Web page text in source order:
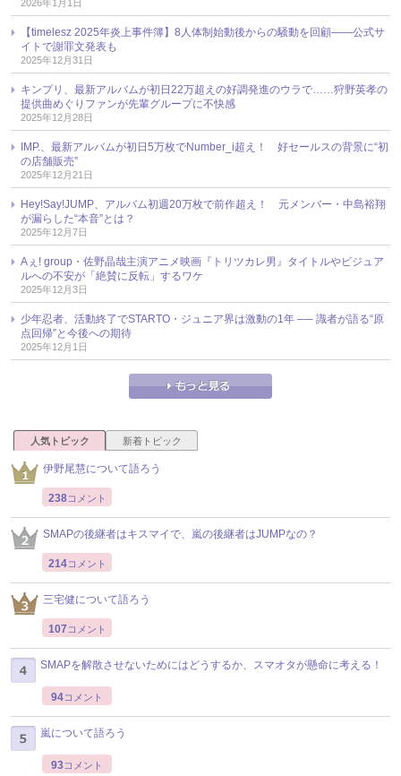
2026年1月1日
【timelesz 2025年炎上事件簿】8人体制始動後からの騒動を回顧――公式サ
イトで謝罪文発表も
2025年12月31日
キンプリ、最新アルバムが初日22万超えの好調発進のウラで……狩野英孝の
提供曲めぐりファンが先輩グループに不快感
2025年12月28日
IMP.、最新アルバムが初日5万枚でNumber_i超え！ 好セールスの背景に“初
の店舗販売”
2025年12月21日
Hey!Say!JUMP、アルバム初週20万枚で前作超え！ 元メンバー・中島裕翔
が漏らした“本音”とは？
2025年12月7日
Aぇ! group・佐野晶哉主演アニメ映画『トリツカレ男』タイトルやビジュア
ルへの不安が「絶賛に反転」するワケ
2025年12月3日
少年忍者、活動終了でSTARTO・ジュニア界は激動の1年 ── 識者が語る“原
点回帰”と今後への期待
2025年12月1日
人気トピック 新着トピック
伊野尾慧について語ろう
238コメント
SMAPの後継者はキスマイで、嵐の後継者はJUMPなの？
214コメント
三宅健について語ろう
107 コメント
SMAPを解散させないためにはどうするか、スマオタが懸命に考える！
94コメント
嵐について語ろう
93コメント